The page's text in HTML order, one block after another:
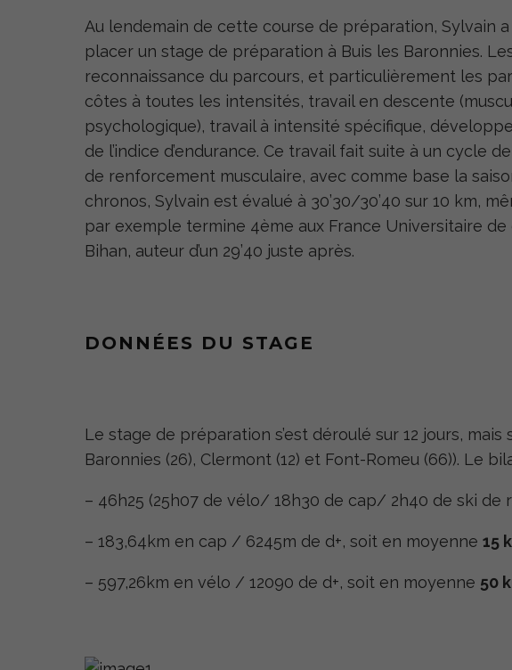
Au lendemain de cette course de préparation, Sylvain
placer un stage de préparation à Buis les Baronnies.
reconnaissance du parcours, et particulièrement les
côtes à toutes les intensités, travail en descente
psychologique), travail à intensité spécifique,
de l’indice d’endurance. Ce travail fait suite à un cycle
de renforcement musculaire, avec comme base la
chronos, Sylvain est évalué à 30’30/30’40 sur 10 km,
par exemple termine 4ème aux France Universitaire
Bihan, auteur d’un 29’40 juste après.
DONNÉES DU STAGE
Le stage de préparation s’est déroulé sur 12 jours, mais
Baronnies (26), Clermont (12) et Font-Romeu (66)). Le
– 46h25 (25h07 de vélo/ 18h30 de cap/ 2h40 de ski de
– 183,64km en cap / 6245m de d+, soit en moyenne 15
– 597,26km en vélo / 12090 de d+, soit en moyenne 50